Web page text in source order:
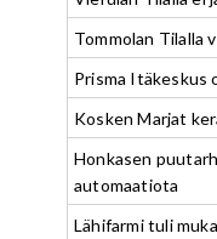
Tommolan Tilalla
Prisma Itäkeskus
Kosken Marjat
Honkasen
automaatiota
Lähifarmi tuli